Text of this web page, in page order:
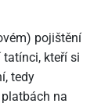
pojištění
kteří si
tedy
na